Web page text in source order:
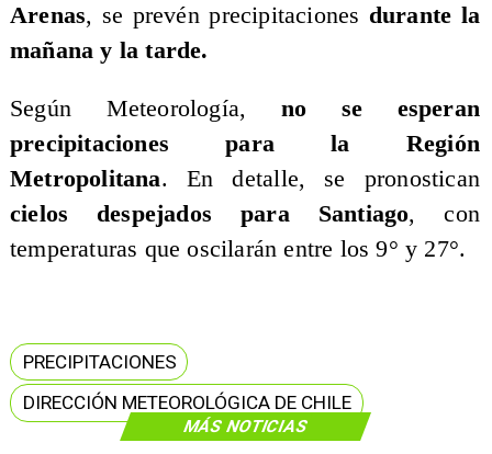
MÁS NOTICIAS
Arenas, se prevén precipitaciones durante la
mañana y la tarde.
Según Meteorología, no se esperan
precipitaciones para la Región
Metropolitana. En detalle, se pronostican
cielos despejados para Santiago, con
temperaturas que oscilarán entre los 9° y 27°.
PRECIPITACIONES
DIRECCIÓN METEOROLÓGICA DE CHILE